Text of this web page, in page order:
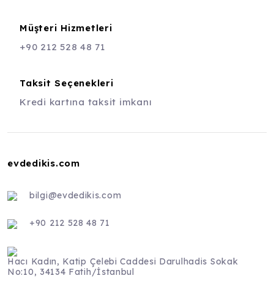
Müşteri Hizmetleri
+90 212 528 48 71
Taksit Seçenekleri
Kredi kartına taksit imkanı
evdedikis.com
bilgi@evdedikis.com
+90 212 528 48 71
Hacı Kadın, Katip Çelebi Caddesi Darulhadis Sokak
No:10, 34134 Fatih/İstanbul